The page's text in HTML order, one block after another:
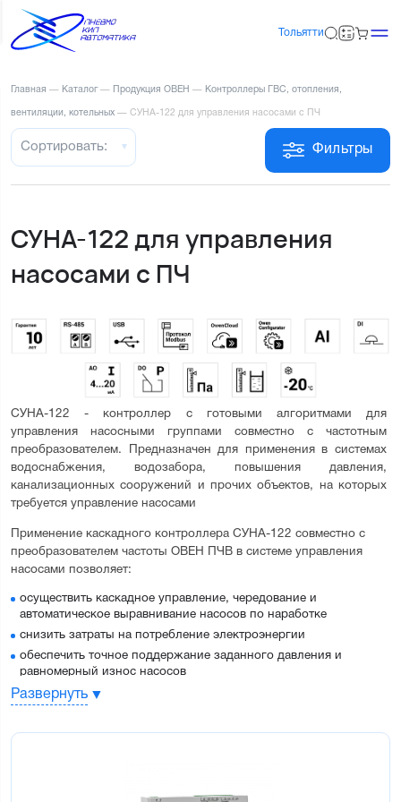
Тольятти
Главная — Каталог — Продукция ОВЕН — Контроллеры ГВС, отопления,
вентиляции, котельных — СУНА-122 для управления насосами с ПЧ
Фильтры
Сортировать:
СУНА-122 для управления
насосами с ПЧ
СУНА-122 - контроллер с готовыми алгоритмами для
управления насосными группами совместно с частотным
преобразователем. Предназначен для применения в системах
водоснабжения, водозабора, повышения давления,
канализационных сооружений и прочих объектов, на которых
требуется управление насосами
Применение каскадного контроллера СУНА-122 совместно с
преобразователем частоты ОВЕН ПЧВ в системе управления
насосами позволяет:
осуществить каскадное управление, чередование и
автоматическое выравнивание насосов по наработке
снизить затраты на потребление электроэнергии
обеспечить точное поддержание заданного давления и
равномерный износ насосов
защитить все насосы системы от аварийных ситуаций
Развернуть